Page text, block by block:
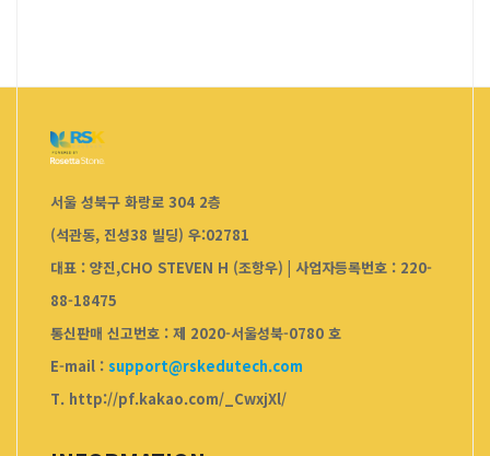
서울 성북구 화랑로 304 2층
(석관동, 진성38 빌딩) 우:02781
대표 : 양진,CHO STEVEN H (조항우) | 사업자등록번호 : 220-
88-18475
통신판매 신고번호 : 제 2020-서울성북-0780 호
E-mail : support@rskedutech.com
T. http://pf.kakao.com/_CwxjXl/